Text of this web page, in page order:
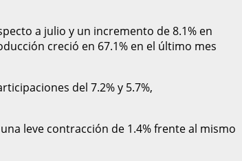
a julio y un incremento de 8.1% en
creció en 67.1% en el último mes
del 7.2% y 5.7%,
leve contracción de 1.4% frente al mismo